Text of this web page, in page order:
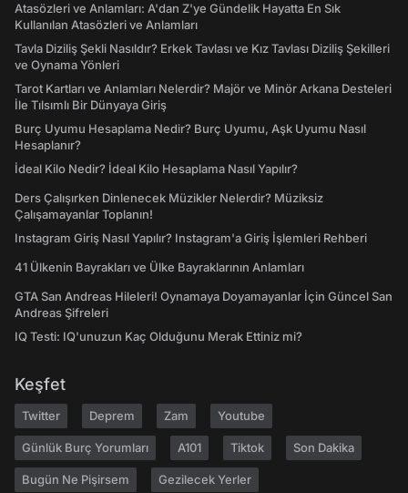
Atasözleri ve Anlamları: A'dan Z'ye Gündelik Hayatta En Sık
Kullanılan Atasözleri ve Anlamları
Tavla Diziliş Şekli Nasıldır? Erkek Tavlası ve Kız Tavlası Diziliş Şekilleri
ve Oynama Yönleri
Tarot Kartları ve Anlamları Nelerdir? Majör ve Minör Arkana Desteleri
İle Tılsımlı Bir Dünyaya Giriş
Burç Uyumu Hesaplama Nedir? Burç Uyumu, Aşk Uyumu Nasıl
Hesaplanır?
İdeal Kilo Nedir? İdeal Kilo Hesaplama Nasıl Yapılır?
Ders Çalışırken Dinlenecek Müzikler Nelerdir? Müziksiz
Çalışamayanlar Toplanın!
Instagram Giriş Nasıl Yapılır? Instagram'a Giriş İşlemleri Rehberi
41 Ülkenin Bayrakları ve Ülke Bayraklarının Anlamları
GTA San Andreas Hileleri! Oynamaya Doyamayanlar İçin Güncel San
Andreas Şifreleri
IQ Testi: IQ'unuzun Kaç Olduğunu Merak Ettiniz mi?
Keşfet
Twitter Deprem Zam Youtube
Günlük Burç Yorumları A101 Tiktok Son Dakika
Bugün Ne Pişirsem Gezilecek Yerler